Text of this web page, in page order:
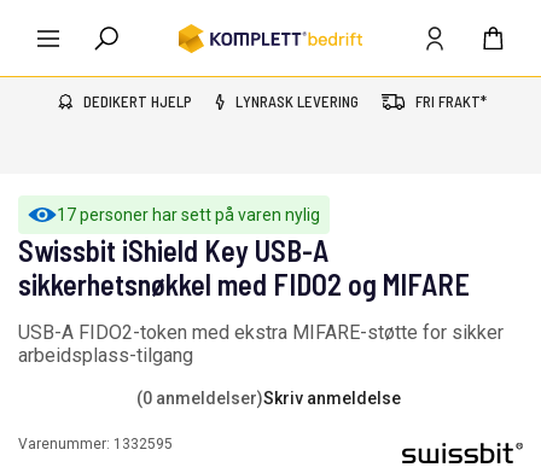
DEDIKERT HJELP LYNRASK LEVERING FRI FRAKT*
17 personer har sett på varen nylig
Swissbit iShield Key USB-A
sikkerhetsnøkkel med FIDO2 og MIFARE
USB-A FIDO2-token med ekstra MIFARE-støtte for sikker
arbeidsplass-tilgang
(0 anmeldelser)Skriv anmeldelse
Varenummer: 1332595